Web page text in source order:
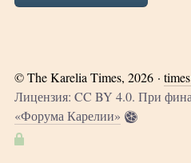
©The Karelia Times, 2026 ·
Лицензия: CC BY 4.0. При
«Форума Карелии»